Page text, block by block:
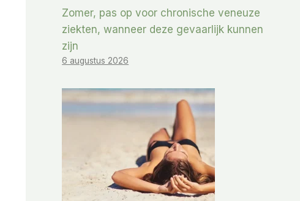
Zomer, pas op voor chronische veneuze
ziekten, wanneer deze gevaarlijk kunnen
zijn
6 augustus 2026